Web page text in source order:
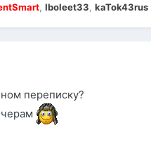
,Iboleet33,kaTok43rus
переписку?